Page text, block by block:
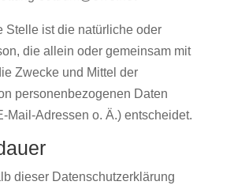
Stelle ist die natürliche oder
die allein oder gemeinsam mit
Zwecke und Mittel der
personenbezogenen Daten
Mail-Adressen o. Ä.) entscheidet.
dieser Datenschutzerklärung